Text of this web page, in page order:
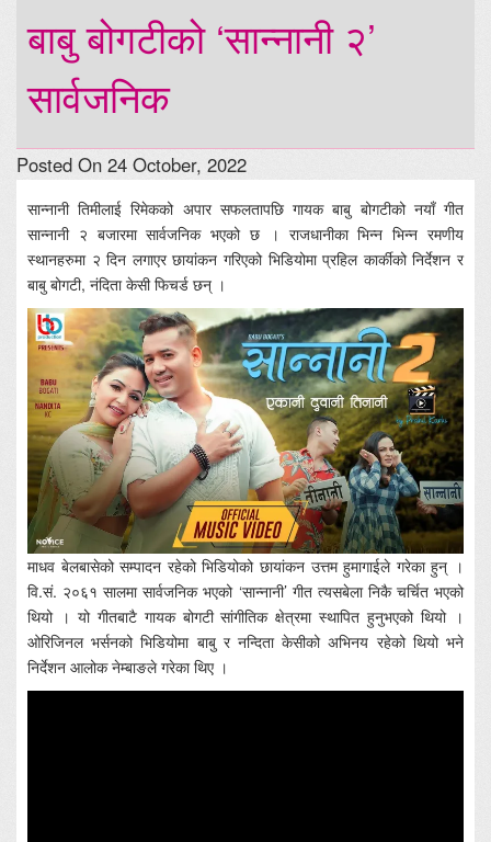
बाबु बोगटीको ‘सान्नानी २’
सार्वजनिक
Posted On 24 October, 2022
सान्नानी तिमीलाई रिमेकको अपार सफलतापछि गायक बाबु बोगटीको नयाँ गीत
सान्नानी २ बजारमा सार्वजनिक भएको छ । राजधानीका भिन्न भिन्न रमणीय
स्थानहरुमा २ दिन लगाएर छायांकन गरिएको भिडियोमा प्रहिल कार्कीको निर्देशन र
बाबु बोगटी, नंदिता केसी फिचर्ड छन् ।
माधव बेलबासेको सम्पादन रहेको भिडियोको छायांकन उत्तम हुमागाईले गरेका हुन् ।
वि.सं. २०६१ सालमा सार्वजनिक भएको ‘सान्नानी’ गीत त्यसबेला निकै चर्चित भएको
थियो । यो गीतबाटै गायक बोगटी सांगीतिक क्षेत्रमा स्थापित हुनुभएको थियो ।
ओरिजिनल भर्सनको भिडियोमा बाबु र नन्दिता केसीको अभिनय रहेको थियो भने
निर्देशन आलोक नेम्बाङले गरेका थिए ।